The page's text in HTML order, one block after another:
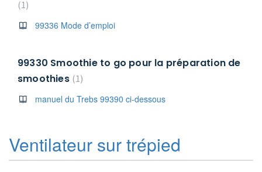
1
99336 Mode d’emploi
99330 Smoothie to go pour la préparation de
smoothies 1
manuel du Trebs 99390 ci-dessous
Ventilateur sur trépied